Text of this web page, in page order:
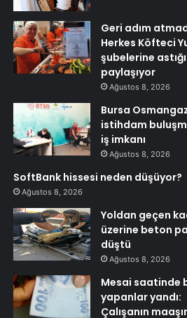
Geri adım
Herkes Köfteci
şubelerine astığı
paylaşıyor
Ağustos 8, 2026
Bursa
istihdam
iş imkanı
Ağustos 8, 2026
SoftBank hissesi neden düşüyor?
Ağustos 8, 2026
Yoldan geçen
üzerine beton
düştü
Ağustos 8, 2026
Mesai saatinde
yapanlar yandı:
Çalışanın